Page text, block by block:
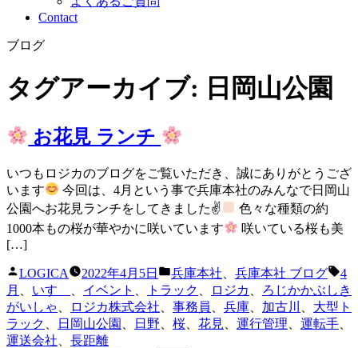
Contact
ブログ
タグアーカイブ: 日岡山公園
お花見 ランチ
いつもロジカのブログをご覧いただき、誠にありがとうござ
います
今回は、4月という事で兵庫本社のみんなで日岡山
公園へお花見ランチをしてきました✌
色々な種類の約
1000本もの桜が華やかに咲いています
咲いている桜も美
[…]
投
者:
LOGICA 2022年4月5日
カ
テ
ゴ
リ
兵庫本社 兵庫本社 ブログ
タ
グ:
4
月
いすゞ イベント トラック ロジカ
ろじかかぶしき
がいしゃ
ロジカ株式会社 事務員 兵庫 加古川
大型ト
ラック
日岡山公園 日野 桜 花見 運行管理 運転手
運送会社
長距離